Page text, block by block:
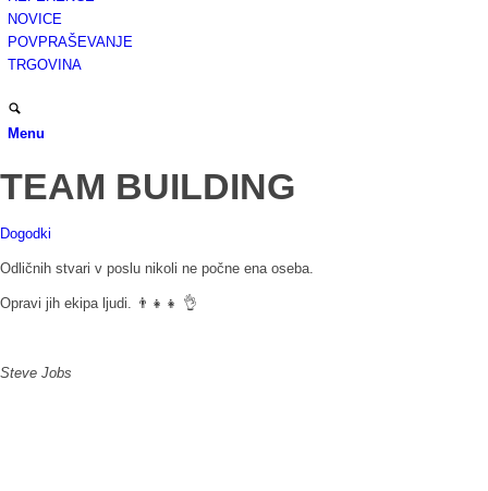
NOVICE
POVPRAŠEVANJE
TRGOVINA
Menu
TEAM BUILDING
Dogodki
Odličnih stvari v poslu nikoli ne počne ena oseba.
Opravi jih ekipa ljudi. 👨‍👧‍👧 👌
Steve Jobs